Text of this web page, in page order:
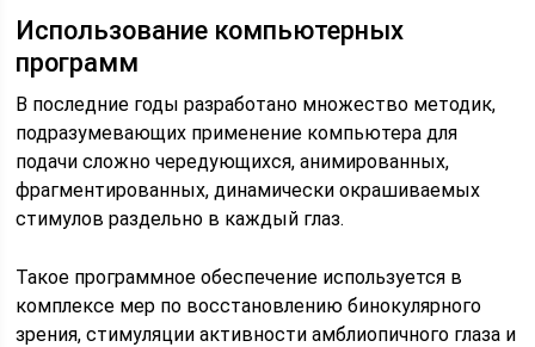
Использование компьютерных
программ
В последние годы разработано множество методик,
подразумевающих применение компьютера для
подачи сложно чередующихся, анимированных,
фрагментированных, динамически окрашиваемых
стимулов раздельно в каждый глаз.
Такое программное обеспечение используется в
комплексе мер по восстановлению бинокулярного
зрения, стимуляции активности амблиопичного глаза и